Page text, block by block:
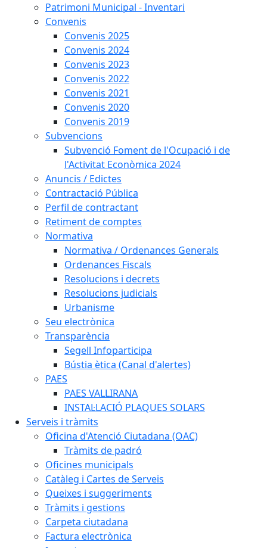
Patrimoni Municipal - Inventari
Convenis
Convenis 2025
Convenis 2024
Convenis 2023
Convenis 2022
Convenis 2021
Convenis 2020
Convenis 2019
Subvencions
Subvenció Foment de l'Ocupació i de
l'Activitat Econòmica 2024
Anuncis / Edictes
Contractació Pública
Perfil de contractant
Retiment de comptes
Normativa
Normativa / Ordenances Generals
Ordenances Fiscals
Resolucions i decrets
Resolucions judicials
Urbanisme
Seu electrònica
Transparència
Segell Infoparticipa
Bústia ètica (Canal d'alertes)
PAES
PAES VALLIRANA
INSTAL·LACIÓ PLAQUES SOLARS
Serveis i tràmits
Oficina d'Atenció Ciutadana (OAC)
Tràmits de padró
Oficines municipals
Catàleg i Cartes de Serveis
Queixes i suggeriments
Tràmits i gestions
Carpeta ciutadana
Factura electrònica